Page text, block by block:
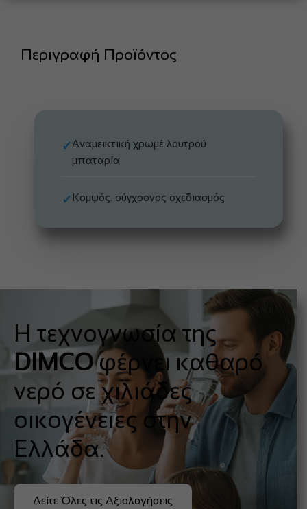
Περιγραφή Προϊόντος
✓Αναμεικτική χρωμέ λουτρού
μπαταρία
✓ Κομψός. σύγχρονος σχεδιασμός
Η τεχνογνωσία της
DIMCOφέρνει καθαρό
νερό σε χιλιάδες
οικογένειες στην
Ελλάδα.
Δείτε Όλες τις Αξιολογήσεις